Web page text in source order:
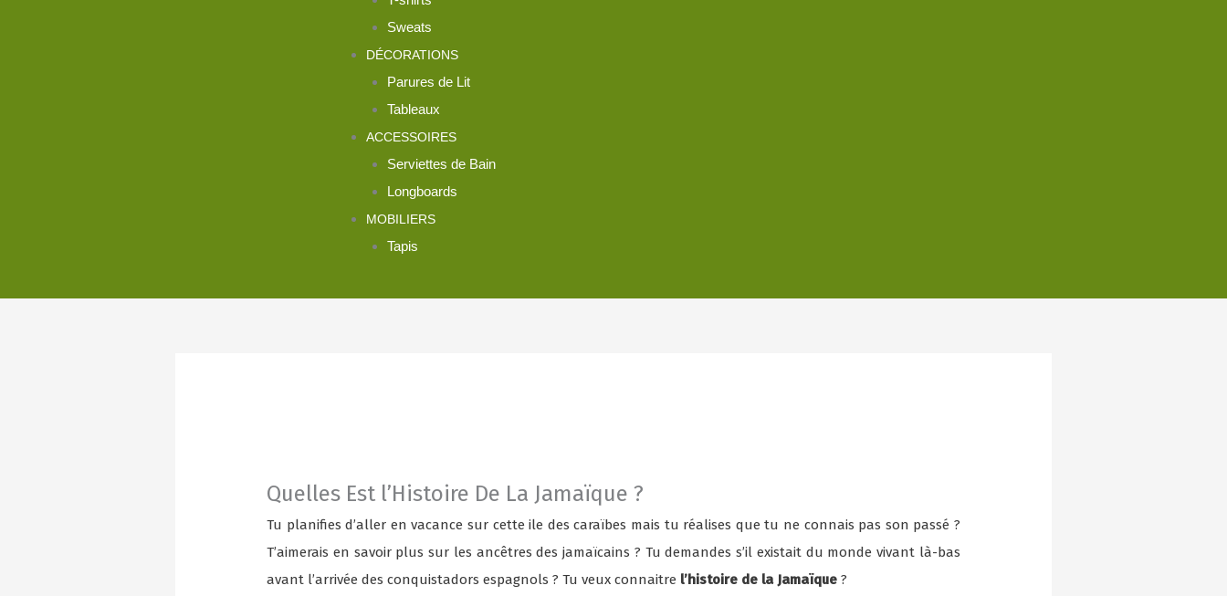
Sweats
DÉCORATIONS
Parures de Lit
Tableaux
ACCESSOIRES
Serviettes de Bain
Longboards
MOBILIERS
Tapis
Quelles Est l’Histoire De La Jamaïque ?
Tu planifies d’aller en vacance sur cette ile des caraïbes mais tu réalises que tu ne connais pas son passé ?
T’aimerais en savoir plus sur les ancêtres des jamaïcains ? Tu demandes s’il existait du monde vivant là-bas
avant l’arrivée des conquistadors espagnols ? Tu veux connaitre l’histoire de la Jamaïque ?